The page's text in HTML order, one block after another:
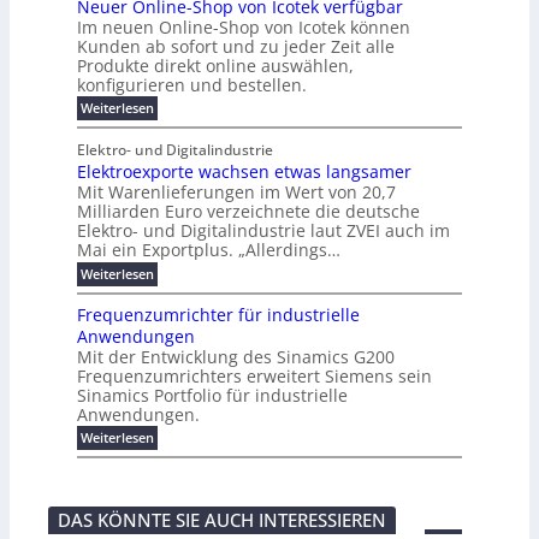
o
k
r
a
i
e
t
n
r
a
t
P
l
u
g
F
e
s
t
a
b
e
l
m
a
n
a
e
m
e
n
t
r
t
e
n
H
a
l
b
j
a
h
r
2
0
2
6
u
r
W
a
g
o
-
C
E
O
e
c
k
e
r
ü
S
t
r
ö
m
e
b
i
s
5
A
o
i
n
e
t
f
ü
h
r
e
n
d
e
s
i
n
u
s
t
r
i
e
l
l
e
t
h
Neuer Online-Shop von Icotek verfügbar
Im neuen Online-Shop von Icotek können
Kunden ab sofort und zu jeder Zeit alle
Produkte direkt online auswählen,
konfigurieren und bestellen.
Weiterlesen:
N
u
e
r
O
n
l
i
n
e
-
S
h
o
p
v
o
n
I
c
e
k
Elektro- und Digitalindustrie
Elektroexporte wachsen etwas langsamer
Mit Warenlieferungen im Wert von 20,7
Milliarden Euro verzeichnete die deutsche
Elektro- und Digitalindustrie laut ZVEI auch im
Mai ein Exportplus. „Allerdings…
Weiterlesen:
E
e
k
t
r
o
e
x
p
o
e
w
Frequenzumrichter für industrielle
Anwendungen
Mit der Entwicklung des Sinamics G200
Frequenzumrichters erweitert Siemens sein
Sinamics Portfolio für industrielle
Anwendungen.
Weiterlesen:
F
q
u
DAS KÖNNTE SIE AUCH INTERESSIEREN